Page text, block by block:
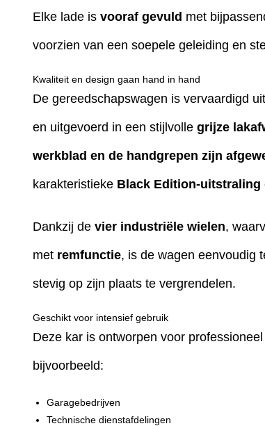
Elke lade is vooraf gevuld met
voorzien van een soepele geleiding en
Kwaliteit en design gaan hand in hand
De gereedschapswagen is vervaardigd
en uitgevoerd in een stijlvolle grijze
werkblad en de handgrepen zijn
karakteristieke Black Edition-uitstraling
Dankzij de vier industriële wielen,
met remfunctie, is de wagen eenvoudig
stevig op zijn plaats te vergrendelen.
Geschikt voor intensief gebruik
Deze kar is ontworpen voor
bijvoorbeeld:
Garagebedrijven
Technische dienstafdelingen